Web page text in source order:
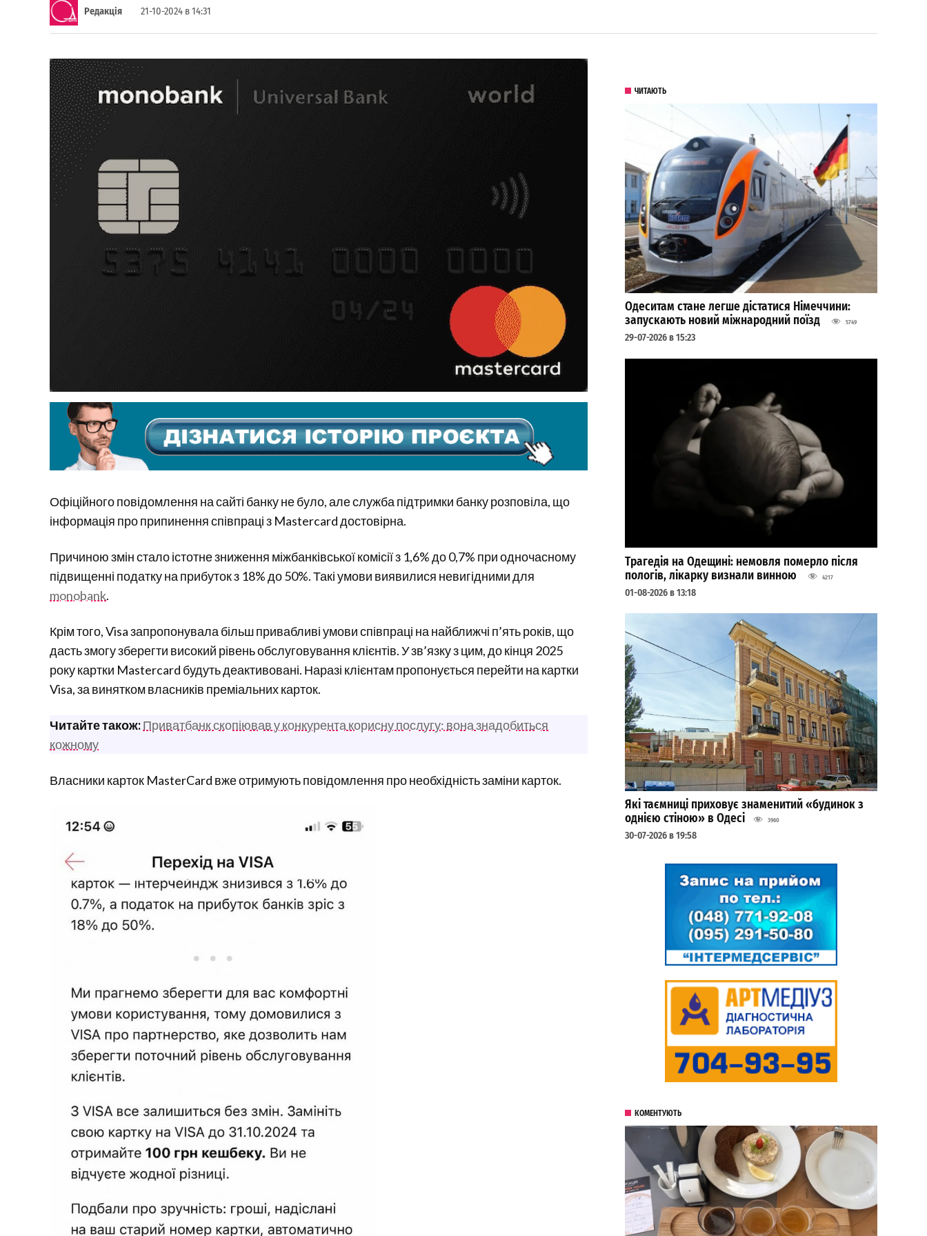
Редакція 21-10-2024 в 14:31
Офіційного повідомлення на сайті банку не було, але служба підтримки банку розповіла, що
інформація про припинення співпраці з Mastercard достовірна.
Причиною змін стало істотне зниження міжбанківської комісії з 1,6% до 0,7% при одночасному
підвищенні податку на прибуток з 18% до 50%. Такі умови виявилися невигідними для
monobank.
Крім того, Visa запропонувала більш привабливі умови співпраці на найближчі п’ять років, що
дасть змогу зберегти високий рівень обслуговування клієнтів. У зв’язку з цим, до кінця 2025
року картки Mastercard будуть деактивовані. Наразі клієнтам пропонується перейти на картки
Visa, за винятком власників преміальних карток.
Читайте також:Приватбанк скопіював у конкурента корисну послугу: вона знадобиться
кожному
Власники карток MasterCard вже отримують повідомлення про необхідність заміни карток.
ЧИТАЮТЬ
Одеситам стане легше дістатися Німеччини:
запускають новий міжнародний поїзд
5749
29-07-2026 в 15:23
Трагедія на Одещині: немовля померло після
пологів, лікарку визнали винною
4217
01-08-2026 в 13:18
Які таємниці приховує знаменитий «будинок з
однією стіною» в Одесі
3960
30-07-2026 в 19:58
КОМЕНТУЮТЬ